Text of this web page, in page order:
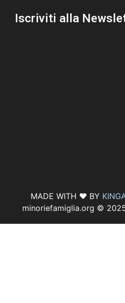
Iscriviti alla
MADE WITH ♥ BY
minoriefamiglia.org ©